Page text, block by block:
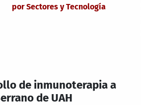
por Sectores y Tecnología
de inmunoterapia a
de UAH